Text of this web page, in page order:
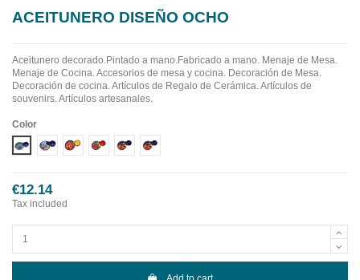
ACEITUNERO DISEÑO OCHO
Aceitunero decorado.Pintado a mano.Fabricado a mano. Menaje de Mesa.
Menaje de Cocina. Accesorios de mesa y cocina. Decoración de Mesa.
Decoración de cocina. Artículos de Regalo de Cerámica. Artículos de
souvenirs. Artículos artesanales.
Color
Diseño 1Diseño 2Diseño 3Diseño 4Diseño 5Diseño 6
€12.14
Tax included